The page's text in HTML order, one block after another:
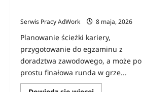
Serwis Pracy AdWork
8 maja, 2026
Planowanie ścieżki kariery,
przygotowanie do egzaminu z
doradztwa zawodowego, a może po
prostu finałowa runda w grze...